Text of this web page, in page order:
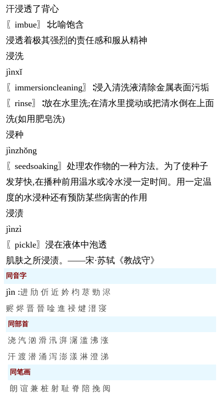
汗浸透了背心
〖imbue〗∶比喻饱含
浸透着极其强烈的责任感和服从精神
浸洗
jìnxǐ
〖immersioncleaning〗∶浸入清洗液清除金属表面污垢
〖rinse〗∶放在水里洗;在清水里搅动或把清水倒在上面
洗(如用肥皂洗)
浸种
jìnzhǒng
〖seedsoaking〗处理农作物的一种方法。为了使种子
发芽快,在播种前用温水或冷水浸一定时间。用一定温
度的水浸种还有预防某些病害的作用
浸渍
jìnzì
〖pickle〗浸在液体中泡透
肌肤之所浸渍。——宋·苏轼《教战守》
同音字
jìn :进 劤 伒 近 妗 枃 荩 勁 浕
赆 烬 晋 晉 唫 進 祲 煡 溍 寖
同部首
浇 汽 汹 滑 汛 湃 潳 滥 沸 涨
汗 渡 潜 涌 泻 澎 漾 淋 澄 涕
同笔画
朗 谊 兼 桩 射 耻 脊 陪 挽 阅